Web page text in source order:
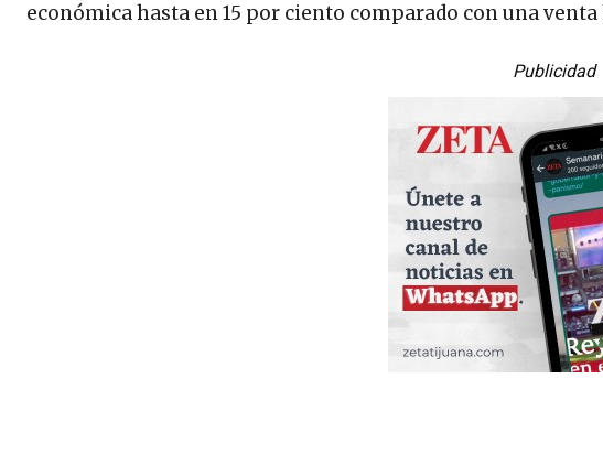
económica hasta en 15 por ciento comparado con una
Publicidad